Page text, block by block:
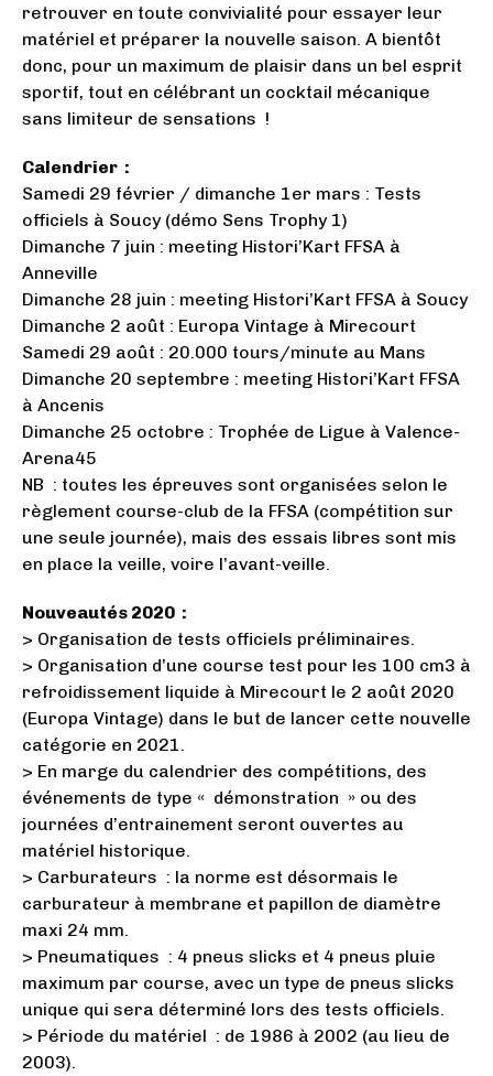
retrouver en toute convivialité pour essayer leur
matériel et préparer la nouvelle saison. A bientôt
donc, pour un maximum de plaisir dans un bel esprit
sportif, tout en célébrant un cocktail mécanique
sans limiteur de sensations !
Calendrier :
Samedi 29 février / dimanche 1er mars : Tests
officiels à Soucy (démo Sens Trophy 1)
Dimanche 7 juin : meeting Histori’Kart FFSA à
Anneville
Dimanche 28 juin : meeting Histori’Kart FFSA à Soucy
Dimanche 2 août : Europa Vintage à Mirecourt
Samedi 29 août : 20.000 tours/minute au Mans
Dimanche 20 septembre : meeting Histori’Kart FFSA
à Ancenis
Dimanche 25 octobre : Trophée de Ligue à Valence-
Arena45
NB : toutes les épreuves sont organisées selon le
règlement course-club de la FFSA (compétition sur
une seule journée), mais des essais libres sont mis
en place la veille, voire l’avant-veille.
Nouveautés 2020 :
> Organisation de tests officiels préliminaires.
> Organisation d’une course test pour les 100 cm3 à
refroidissement liquide à Mirecourt le 2 août 2020
(Europa Vintage) dans le but de lancer cette nouvelle
catégorie en 2021.
> En marge du calendrier des compétitions, des
événements de type « démonstration » ou des
journées d’entrainement seront ouvertes au
matériel historique.
> Carburateurs : la norme est désormais le
carburateur à membrane et papillon de diamètre
maxi 24 mm.
> Pneumatiques : 4 pneus slicks et 4 pneus pluie
maximum par course, avec un type de pneus slicks
unique qui sera déterminé lors des tests officiels.
> Période du matériel : de 1986 à 2002 (au lieu de
2003).